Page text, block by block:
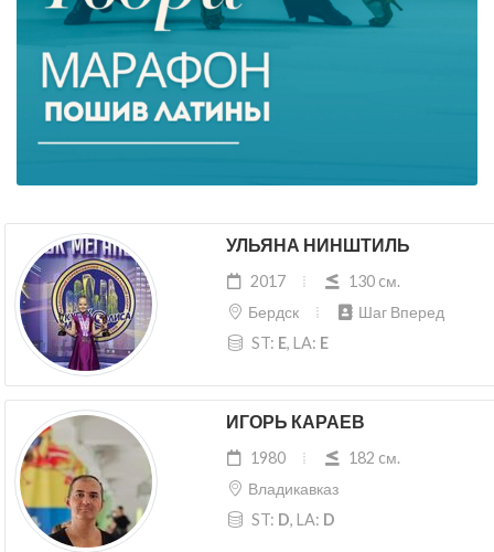
УЛЬЯНА НИНШТИЛЬ
2017
130 cм.
Бердск
Шаг Вперед
ST: E, LA: E
ИГОРЬ КАРАЕВ
1980
182 cм.
Владикавказ
ST: D, LA: D